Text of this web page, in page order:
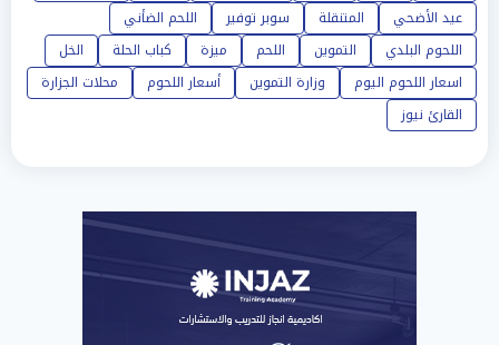
عيد الأضحي
المتنقلة سوبر توفير
اللحم الضأني
اللحوم البلدي
التموين اللحم ميزة كباب الحلة
الخل
اسعار اللحوم اليوم
وزارة التموين أسعار اللحوم
محلات الجزارة
القارئ نيوز